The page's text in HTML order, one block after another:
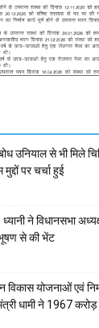
उनियाल से भी मिले
पर चर्चा हुई
ने विधानसभा
से की भेंट
विकास योजनाओं एवं
धामी ने ₹1967 करोड़